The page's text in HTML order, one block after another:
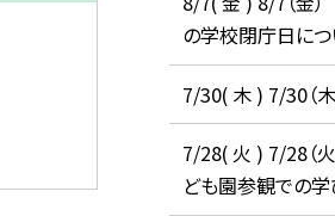
の学校閉庁日につ
7/30( 木 ) 7/30（
7/28( 火 ) 7/28（
ども園参観での学